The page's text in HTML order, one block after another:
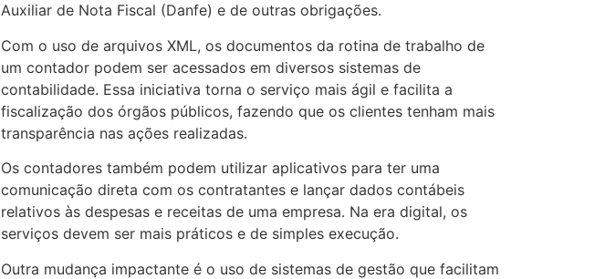
Auxiliar de Nota Fiscal (Danfe) e de outras obrigações.
Com o uso de arquivos XML, os documentos da rotina de trabalho de
um contador podem ser acessados em diversos sistemas de
contabilidade. Essa iniciativa torna o serviço mais ágil e facilita a
fiscalização dos órgãos públicos, fazendo que os clientes tenham mais
transparência nas ações realizadas.
Os contadores também podem utilizar aplicativos para ter uma
comunicação direta com os contratantes e lançar dados contábeis
relativos às despesas e receitas de uma empresa. Na era digital, os
serviços devem ser mais práticos e de simples execução.
Outra mudança impactante é o uso de sistemas de gestão que facilitam